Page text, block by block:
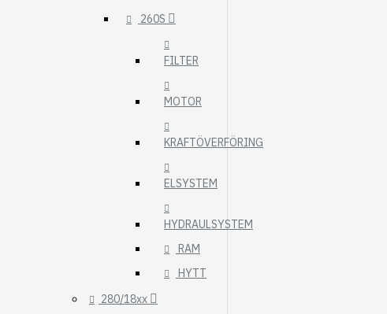
260S
FILTER
MOTOR
KRAFTÖVERFÖRING
ELSYSTEM
HYDRAULSYSTEM
RAM
HYTT
280/18xx